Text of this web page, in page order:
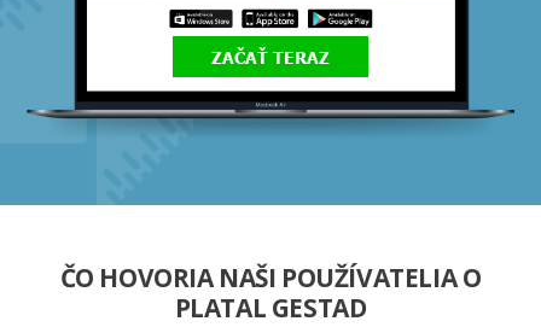
ZAČAŤ TERAZ
ČO HOVORIA NAŠI POUŽÍVATELIA O
PLATAL GESTAD